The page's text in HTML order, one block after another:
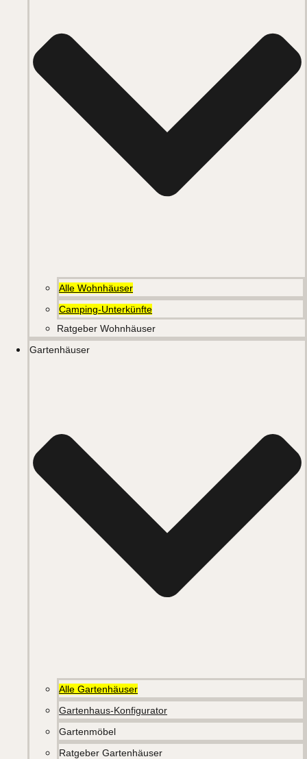
Alle Wohnhäuser
Camping-Unterkünfte
Ratgeber Wohnhäuser
Gartenhäuser
Alle Gartenhäuser
Gartenhaus-Konfigurator
Gartenmöbel
Ratgeber Gartenhäuser